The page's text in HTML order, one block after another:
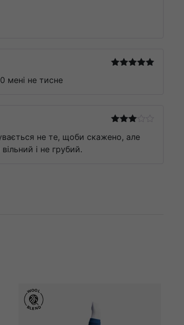
мені не тисне
в3з
не те, щоби скажено, але
і не грубий.